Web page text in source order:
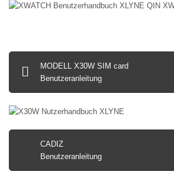
MODELL X30W SIM card
Benutzeranleitung
CADIZ
Benutzeranleitung